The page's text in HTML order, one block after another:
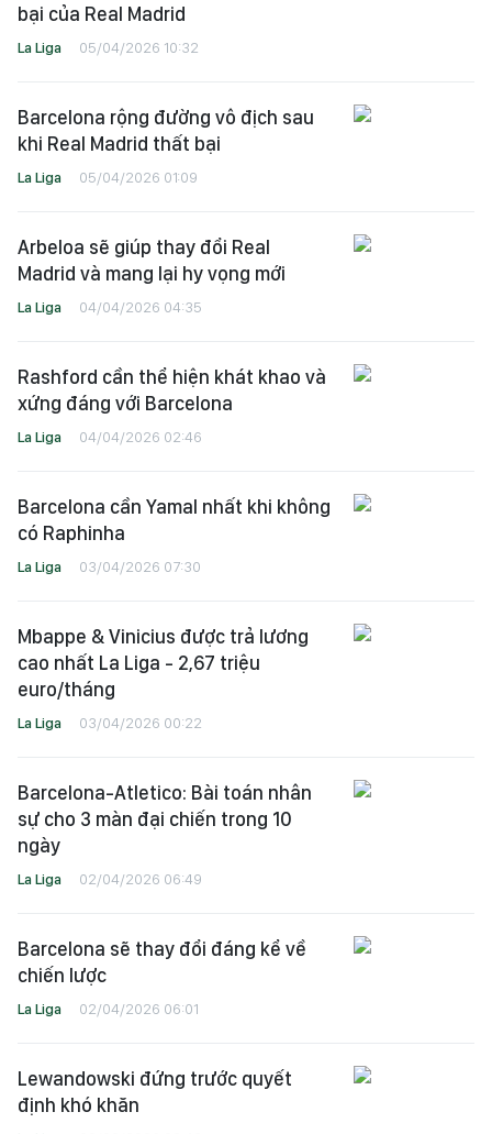
bại của Real Madrid
La Liga 05/04/2026 10:32
Barcelona rộng đường vô địch sau
khi Real Madrid thất bại
La Liga 05/04/2026 01:09
Arbeloa sẽ giúp thay đổi Real
Madrid và mang lại hy vọng mới
La Liga 04/04/2026 04:35
Rashford cần thể hiện khát khao và
xứng đáng với Barcelona
La Liga 04/04/2026 02:46
Barcelona cần Yamal nhất khi không
có Raphinha
La Liga 03/04/2026 07:30
Mbappe & Vinicius được trả lương
cao nhất La Liga - 2,67 triệu
euro/tháng
La Liga 03/04/2026 00:22
Barcelona-Atletico: Bài toán nhân
sự cho 3 màn đại chiến trong 10
ngày
La Liga 02/04/2026 06:49
Barcelona sẽ thay đổi đáng kể về
chiến lược
La Liga 02/04/2026 06:01
Lewandowski đứng trước quyết
định khó khăn